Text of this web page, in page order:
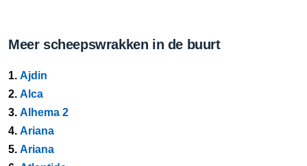
Meer scheepswrakken in de buurt
1. Ajdin
2. Alca
3. Alhema 2
4. Ariana
5. Ariana